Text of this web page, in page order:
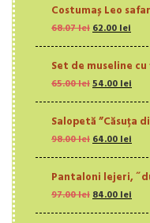
Costumaș Leo
68.07lei Prețul
fost:
68.07 lei.
62.00lei
Set de museline
65.00leiPrețul
fost:
65.00 lei.
54.00lei
Salopetă ”Căsuța
98.00lei Prețul
fost:
98.00 lei.
64.00lei
Pantaloni lejeri,
97.00lei Prețul
84.00lei